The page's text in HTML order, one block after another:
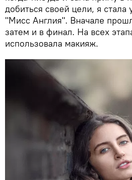
добиться своей цели, я стала
"Мисс Англия". Вначале
затем и в финал. На всех
использовала макияж.